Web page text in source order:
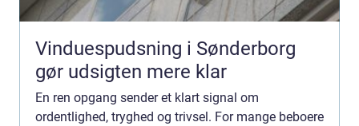
Vinduespudsning i Sønderborg
gør udsigten mere klar
En ren opgang sender et klart signal om
ordentlighed, tryghed og trivsel. For mange beboere